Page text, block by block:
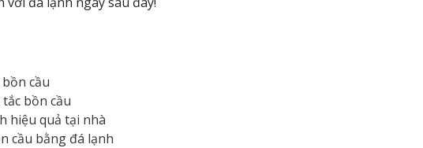
cầu
bồn cầu
hiệu quả tại nhà
cầu bằng đá lạnh